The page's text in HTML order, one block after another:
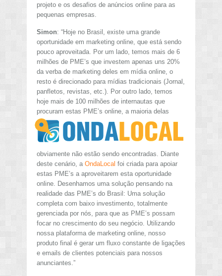
projeto e os desafios de anúncios online para as
pequenas empresas.
Simon: “Hoje no Brasil, existe uma grande
oportunidade em marketing online, que está sendo
pouco aproveitada. Por um lado, temos mais de 6
milhões de PME’s que investem apenas uns 20%
da verba de marketing deles em mídia online, o
resto é direcionado para mídias tradicionais (Jornal,
panfletos, revistas, etc.). Por outro lado, temos
hoje mais de 100 milhões de internautas que
procuram estas PME’s online, a maioria delas
obviamente não estão sendo encontradas. Diante
deste cenário, a OndaLocal foi criada para apoiar
estas PME’s a aproveitarem esta oportunidade
online. Desenhamos uma solução pensando na
realidade das PME’s do Brasil: Uma solução
completa com baixo investimento, totalmente
gerenciada por nós, para que as PME’s possam
focar no crescimento do seu negócio. Utilizando
nossa plataforma de marketing online, nosso
produto final é gerar um fluxo constante de ligações
e emails de clientes potenciais para nossos
anunciantes.”